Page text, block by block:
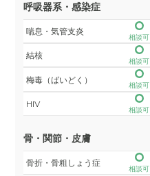
呼吸器系・感染症
喘息・気管支炎
相談可
結核
相談可
梅毒（ばいどく）
相談可
HIV
相談可
骨・関節・皮膚
骨折・骨粗しょう症
相談可